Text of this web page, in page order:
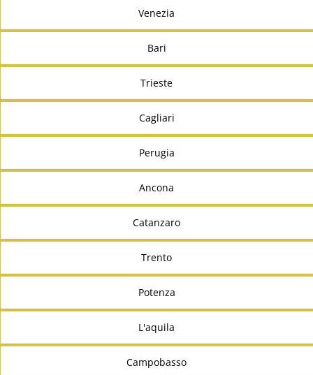
Venezia
Bari
Trieste
Cagliari
Perugia
Ancona
Catanzaro
Trento
Potenza
L'aquila
Campobasso